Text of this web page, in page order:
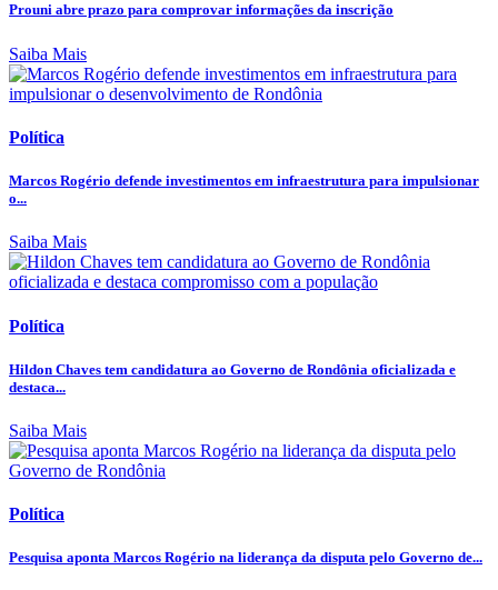
Prouni abre prazo para comprovar informações da inscrição
Saiba Mais
Política
Marcos Rogério defende investimentos em infraestrutura para impulsionar
o...
Saiba Mais
Política
Hildon Chaves tem candidatura ao Governo de Rondônia oficializada e
destaca...
Saiba Mais
Política
Pesquisa aponta Marcos Rogério na liderança da disputa pelo Governo de...